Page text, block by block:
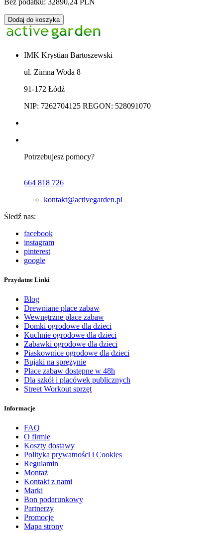
Dodaj do koszyka
IMK Krystian Bartoszewski
ul. Zimna Woda 8
91-172 Łódź
NIP: 7262704125 REGON: 528091070
Potrzebujesz pomocy?
664 818 726
kontakt@activegarden.pl
Śledź nas:
facebook
instagram
pinterest
google
Przydatne Linki
Blog
Drewniane place zabaw
Wewnętrzne place zabaw
Domki ogrodowe dla dzieci
Kuchnie ogrodowe dla dzieci
Zabawki ogrodowe dla dzieci
Piaskownice ogrodowe dla dzieci
Bujaki na sprężynie
Place zabaw dostępne w 48h
Dla szkół i placówek publicznych
Street Workout sprzęt
Informacje
FAQ
O firmie
Koszty dostawy
Polityka prywatności i Cookies
Regulamin
Montaż
Kontakt z nami
Marki
Bon podarunkowy
Partnerzy
Promocje
Mapa strony